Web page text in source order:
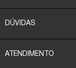
DÚVIDAS
ATENDIMENTO